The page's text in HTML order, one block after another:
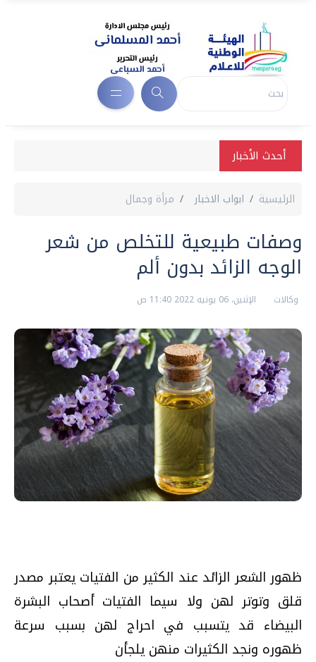
أحدث الأخبار
الرئيسية ابواب الاخبار مرأة وجمال
وصفات طبيعية للتخلص من شعر
الوجه الزائد بدون ألم
وكالات الإثنين، 06 يونيه 2022 11:40 ص
ظهور الشعر الزائد عند الكثير من الفتيات يعتبر مصدر
قلق وتوتر لهن ولا سيما الفتيات أصحاب البشرة
البيضاء قد يتسبب في احراج لهن بسبب سرعة
ظهوره ونجد الكثيرات منهن يلجأن